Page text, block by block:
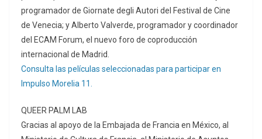
programador de Giornate degli Autori del Festival de Cine
de Venecia; y Alberto Valverde, programador y coordinador
del ECAM Forum, el nuevo foro de coproducción
internacional de Madrid.
Consulta las películas seleccionadas para participar en
Impulso Morelia 11.
QUEER PALM LAB
Gracias al apoyo de la Embajada de Francia en México, al